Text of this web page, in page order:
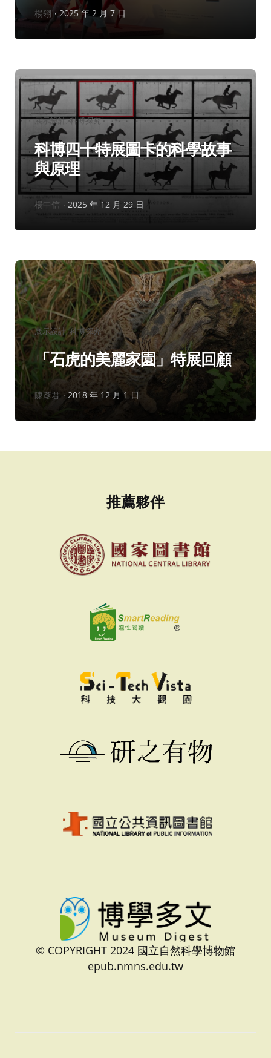
作
楊翎 2025 年 2 月 7 日
分
類：
展示設計 科博探究
科博四十特展圖卡的科學故事
與原理
作
楊中信 2025 年 12 月 29 日
分
類：
展示設計 科博探究
「石虎的美麗家園」特展回顧
作
陳彥君 2018 年 12 月 1 日
推薦夥伴
© COPYRIGHT 2024 國立自然科學博物館
epub.nmns.edu.tw